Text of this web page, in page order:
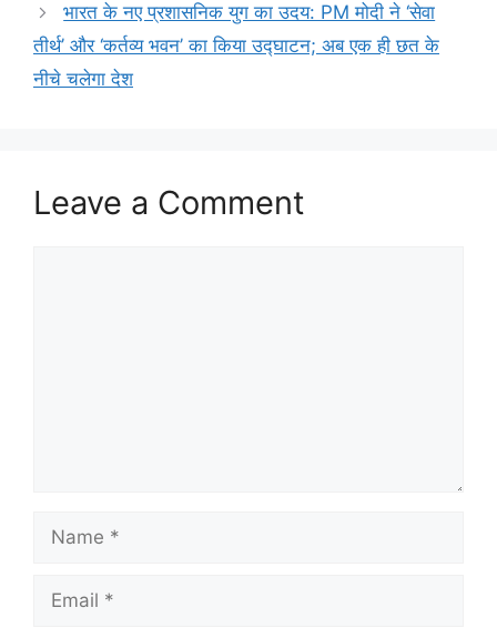
भारत के नए प्रशासनिक युग का उदय: PM मोदी ने ‘सेवा
तीर्थ’ और ‘कर्तव्य भवन’ का किया उद्घाटन; अब एक ही छत के
नीचे चलेगा देश
Leave a Comment
Name
Email